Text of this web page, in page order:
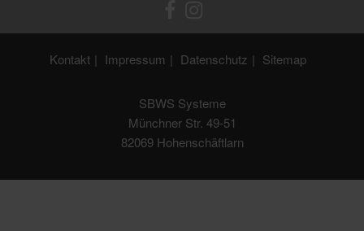
Kontakt Impressum Datenschutz Sitemap
SBWS Systeme
Münchner Str. 49-51
82069 Hohenschäftlarn